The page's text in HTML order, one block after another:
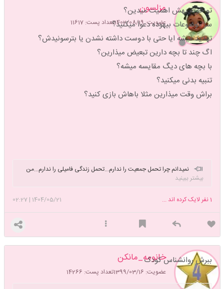
مزلسون
عضویت: 1402/08/19 تعداد پست: 11617
تو خونه بهش اهمیت میدین؟
سر موضوعات بیهوده دعوا میکنید؟
تهدید میشه ایا حتی با دوست داشته نشدن یا بترسونیدش؟
اگ چند تا بچه دارین تبعیض میذارین؟
با بچه های دیگ مقایسه میشه؟
تنبیه بدنی میکنید؟
براش وقت میذارین مثلا باهاش بازی کنید؟
نمیدانم چرا تحمل جمعیت را ندارم...تحمل زندگی فامیلی را ندارم...من
آنقدر به تنهایی خود عادت کرده ام که در هر حالت دیگری خودم را بلافاصله
نزدیک که میشوم میبینم که اصلا استعدادش را ندارم...!
بیشتر ببینید
1404/05/21
|
02:27 1نفر لایک کرده اند ...
خانومه_مانكن
عضویت: 1399/03/16 تعداد پست: 14266
ببرش روانشناس کودک